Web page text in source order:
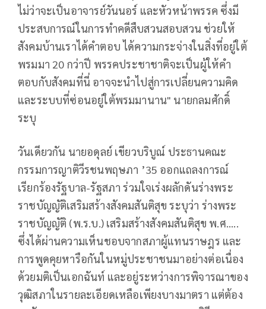
ไม่ว่าจะเป็นอาจารย์วันนอร์ และหัวหน้าพรรค ซึ่งมี
ประสบการณ์ในการทำคดีสืบสวนสอบสวน ช่วยให้
สังคมบ้านเราได้คำตอบ ได้ความกระจ่างในสิ่งที่อยู่ใต้
พรมมา 20 กว่าปี พรรคประชาชาติจะเป็นผู้ให้คำ
ตอบกับสังคมที่นี่ อาจจะนำไปสู่การเปลี่ยนความคิด
และระบบที่ซ่อนอยู่ใต้พรมมานาน" นายกลมศักดิ์
ระบุ
วันเดียวกัน นายอดุลย์ เขียวบริบูณ์ ประธานคณะ
กรรมการญาติวีรชนพฤษภา ’35 ออกแถลงการณ์
เรียกร้องรัฐบาล-รัฐสภา ร่วมใจเร่งผลักดันร่างพระ
ราชบัญญัติเสริมสร้างสังคมสันติสุข ระบุว่า ร่างพระ
ราชบัญญัติ (พ.ร.บ.) เสริมสร้างสังคมสันติสุข พ.ศ.....
ซึ่งได้ผ่านความเห็นชอบจากสภาผู้แทนราษฎร และ
การพูดคุยหารือกันในหมู่ประชาชนมาอย่างต่อเนื่อง
ด้วยมติเป็นเอกฉันท์ และอยู่ระหว่างการพิจารณาของ
วุฒิสภาในรายละเอียดเหลือเพียงบางมาตรา แต่ต้อง